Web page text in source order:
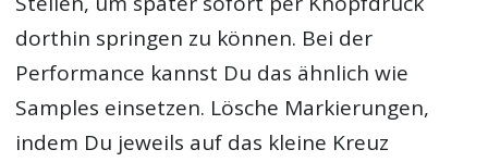
dorthin springen zu können. Bei der
Performance kannst Du das ähnlich wie
Samples einsetzen. Lösche Markierungen,
indem Du jeweils auf das kleine Kreuz